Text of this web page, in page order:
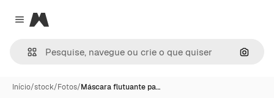
Close menu
Magnific
Início/stock/Fotos/Máscara flutuante pa…